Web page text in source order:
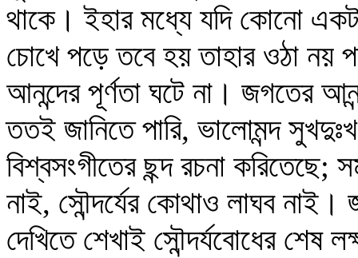
থাকে। ইহার মধ্যে যদি কোনো
চোখে পড়ে তবে হয় তাহার ওঠা নয়
আনন্দের পূর্ণতা ঘটে না। জগতের
ততই জানিতে পারি, ভালোমন্দ
বিশ্বসংগীতের ছন্দ রচনা করিতেছে;
নাই, সৌন্দর্যের কোথাও লাঘব
দেখিতে শেখাই সৌন্দর্যবোধের শেষ